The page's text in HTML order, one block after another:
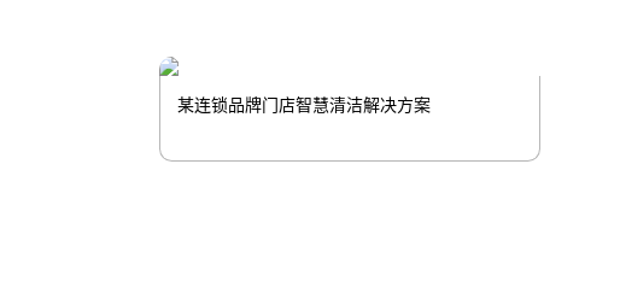
某连锁品牌门店智慧清洁解决方案